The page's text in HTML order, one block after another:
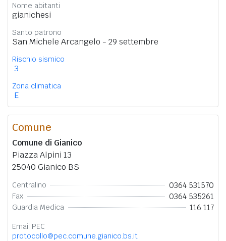
Nome abitanti
gianichesi
Santo patrono
San Michele Arcangelo - 29 settembre
Rischio sismico
3
Zona climatica
E
Comune
Comune di Gianico
Piazza Alpini 13
25040 Gianico BS
Centralino 0364 531570
Fax 0364 535261
Guardia Medica 116 117
Email PEC
protocollo@pec.comune.gianico.bs.it